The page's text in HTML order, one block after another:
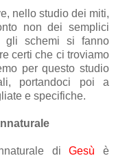
nello studio dei miti,
non dei semplici
gli schemi si fanno
certi che ci troviamo
per questo studio
portandoci poi a
e specifiche.
diGesùè